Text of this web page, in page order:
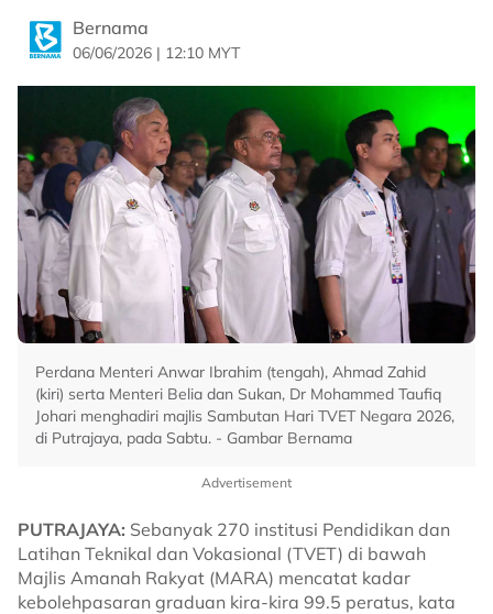
Bernama
06/06/2026 | 12:10 MYT
Perdana Menteri Anwar Ibrahim (tengah), Ahmad Zahid
(kiri) serta Menteri Belia dan Sukan, Dr Mohammed Taufiq
Johari menghadiri majlis Sambutan Hari TVET Negara 2026,
di Putrajaya, pada Sabtu. - Gambar Bernama
Advertisement
PUTRAJAYA: Sebanyak 270 institusi Pendidikan dan
Latihan Teknikal dan Vokasional (TVET) di bawah
Majlis Amanah Rakyat (MARA) mencatat kadar
kebolehpasaran graduan kira-kira 99.5 peratus, kata